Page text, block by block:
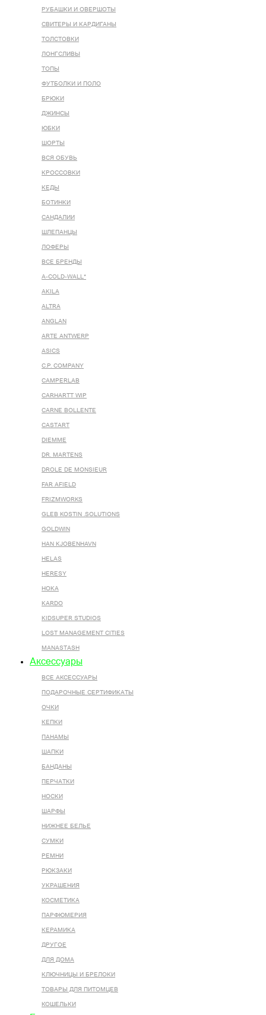
РУБАШКИ И ОВЕРШОТЫ
СВИТЕРЫ И КАРДИГАНЫ
ТОЛСТОВКИ
ЛОНГСЛИВЫ
ТОПЫ
ФУТБОЛКИ И ПОЛО
БРЮКИ
ДЖИНСЫ
ЮБКИ
ШОРТЫ
ВСЯ ОБУВЬ
КРОССОВКИ
КЕДЫ
БОТИНКИ
САНДАЛИИ
ШЛЕПАНЦЫ
ЛОФЕРЫ
ВСЕ БРЕНДЫ
A-COLD-WALL*
AKILA
ALTRA
ANGLAN
ARTE ANTWERP
ASICS
C.P. COMPANY
CAMPERLAB
CARHARTT WIP
CARNE BOLLENTE
CASTART
DIEMME
DR. MARTENS
DROLE DE MONSIEUR
FAR AFIELD
FRIZMWORKS
GLEB KOSTIN .SOLUTIONS
GOLDWIN
HAN KJOBENHAVN
HELAS
HERESY
HOKA
KARDO
KIDSUPER STUDIOS
LOST MANAGEMENT CITIES
MANASTASH
Аксессуары
ВСЕ AКСЕССУАРЫ
ПОДАРОЧНЫЕ СЕРТИФИКАТЫ
ОЧКИ
КЕПКИ
ПАНАМЫ
ШАПКИ
БАНДАНЫ
ПЕРЧАТКИ
НОСКИ
ШАРФЫ
НИЖНЕЕ БЕЛЬЕ
СУМКИ
РЕМНИ
РЮКЗАКИ
УКРАШЕНИЯ
КОСМЕТИКА
ПАРФЮМЕРИЯ
КЕРАМИКА
ДРУГОЕ
ДЛЯ ДОМА
КЛЮЧНИЦЫ И БРЕЛОКИ
ТОВАРЫ ДЛЯ ПИТОМЦЕВ
КОШЕЛЬКИ